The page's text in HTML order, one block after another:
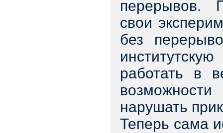
перерывов.
свои
без
работать в
нарушать
Теперь сама